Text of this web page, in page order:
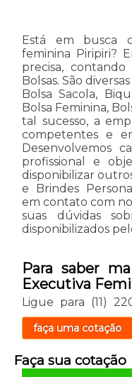
Está em busca
feminina Piripiri?
precisa,
Bolsas. São
Bolsa Sacola,
Bolsa Feminina,
tal sucesso, a
competentes e
Desenvolvemos
profissional e
disponibilizar
e Brindes
em contato com
suas dúvidas
disponibilizados
Para saber
Executiva
Ligue para (11)
faça uma cotação
Faça sua cotação